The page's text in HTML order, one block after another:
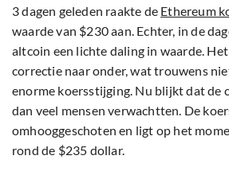
3 dagen geleden raakte de Ethereum
waarde van $230 aan. Echter, in de
altcoin een lichte daling in waarde.
correctie naar onder, wat trouwens niet
enorme koersstijging. Nu blijkt dat de
dan veel mensen verwachtten. De
omhooggeschoten en ligt op het
rond de $235 dollar.